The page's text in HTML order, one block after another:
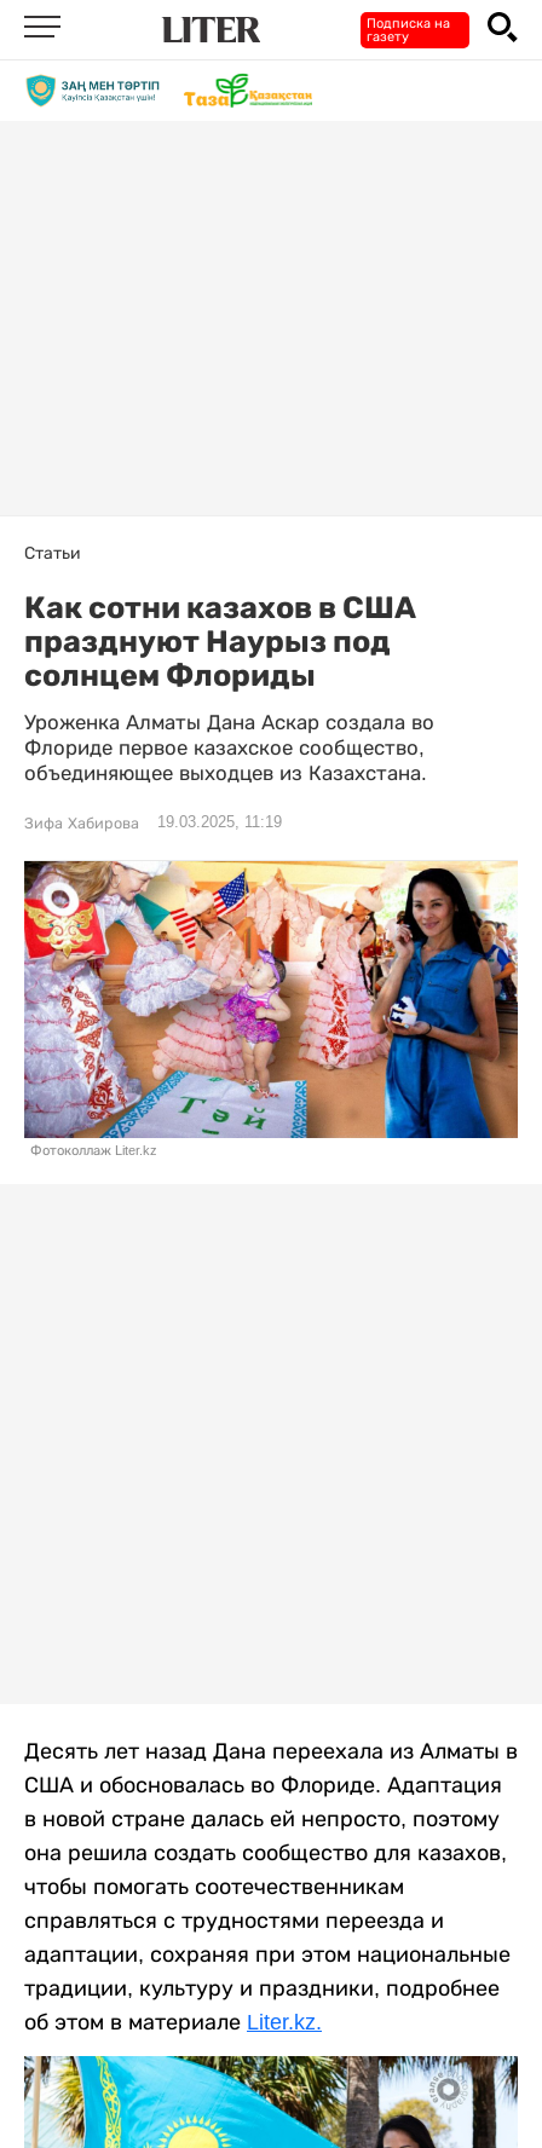
Подписка на
газету
Статьи
Как сотни казахов в США
празднуют Наурыз под
солнцем Флориды
Уроженка Алматы Дана Аскар создала во
Флориде первое казахское сообщество,
объединяющее выходцев из Казахстана.
Зифа Хабирова 19.03.2025, 11:19
Фотоколлаж Liter.kz
Десять лет назад Дана переехала из Алматы в
США и обосновалась во Флориде. Адаптация
в новой стране далась ей непросто, поэтому
она решила создать сообщество для казахов,
чтобы помогать соотечественникам
справляться с трудностями переезда и
адаптации, сохраняя при этом национальные
традиции, культуру и праздники, подробнее
об этом в материале Liter.kz.